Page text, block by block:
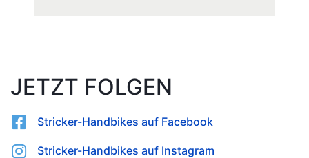
JETZT FOLGEN
Stricker-Handbikes auf Facebook
Stricker-Handbikes auf Instagram